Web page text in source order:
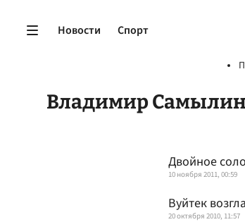
Новости Спорт
Владимир Самылин
Двойное
10 ноября 2011, 00:59
Вуйтек
20 октября 2010, 11:57